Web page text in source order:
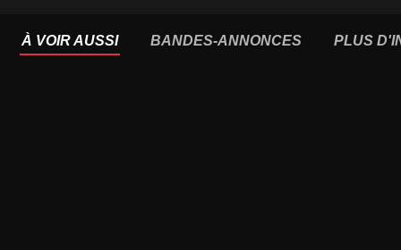
À VOIR AUSSI BANDES-ANNONCES PLUS